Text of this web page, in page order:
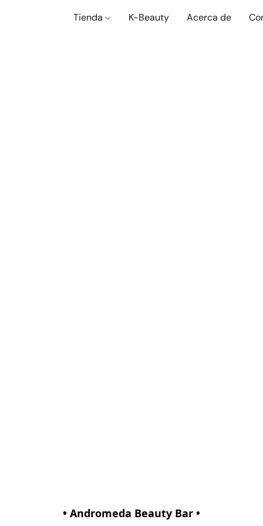
Tienda K-Beauty Acerca de
• Andromeda Beauty Bar •